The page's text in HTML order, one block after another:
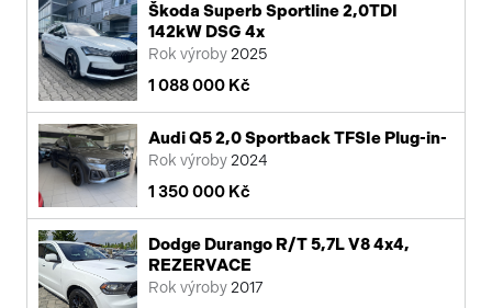
Škoda Superb Sportline 2,0TDI
142kW DSG 4x
Rok výroby 2025
1 088 000 Kč
Audi Q5 2,0 Sportback TFSIe Plug-in-
Rok výroby 2024
1 350 000 Kč
Dodge Durango R/T 5,7L V8 4x4,
REZERVACE
Rok výroby 2017